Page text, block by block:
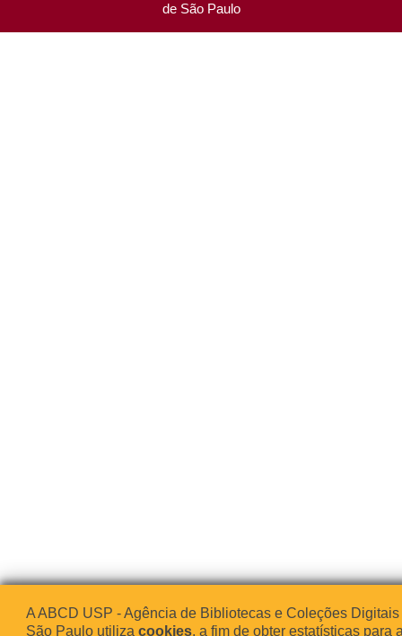
de São Paulo
A ABCD USP - Agência de Bibliotecas e Coleções
São Paulo utiliza cookies, a fim de obter estatísticas para